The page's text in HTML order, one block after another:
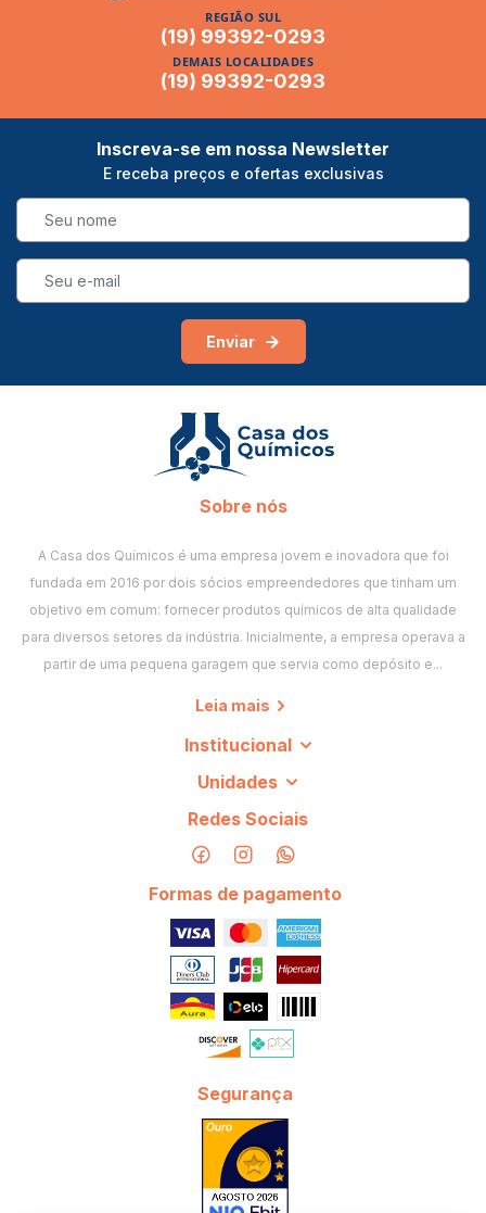
REGIÃO SUL
(19) 99392-0293
DEMAIS LOCALIDADES
(19) 99392-0293
Inscreva-se em nossa Newsletter
E receba preços e ofertas exclusivas
Enviar
Sobre nós
A Casa dos Químicos é uma empresa jovem e inovadora que foi
fundada em 2016 por dois sócios empreendedores que tinham um
objetivo em comum: fornecer produtos químicos de alta qualidade
para diversos setores da indústria. Inicialmente, a empresa operava a
partir de uma pequena garagem que servia como depósito e...
Leia mais
Institucional
Unidades
Redes Sociais
Formas de pagamento
Segurança